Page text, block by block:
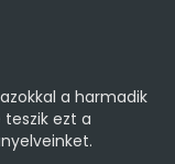
a harmadik
ezt a